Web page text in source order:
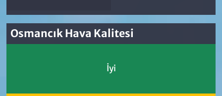
Osmancık Hava Kalitesi
İyi